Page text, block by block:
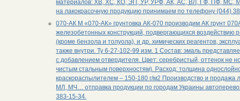
материалов: ХВ, ХС, КО, ЭП, УР, УРФ, АК, АС, ВЛ, ГФ, ПФ, МС,
на лакокрасочную продукцию принимаем по телефону (044)
070-АК М «070-АК» грунтовка АК-070 производим АК грунт
железобетонных конструкций, подвергающихся воздействию
(кроме бензола и толуола), и др. химических реагентов,
также внутри. Ту 6-27-102-99 изм. 1 Состав: эмаль
с добавлением отвердителя. Цвет: серебристый, оттенок не
чистым стальным поверхностям). Расход: толщина
краскораспылителем – 150-180 г/м2 Производство и
МЛ, МЧ… отправка продукции по городам Украины
383-15-34.